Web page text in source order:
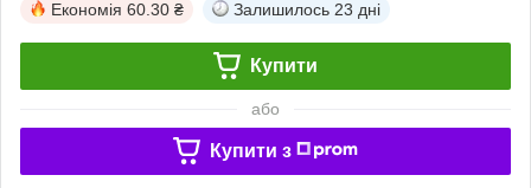
Економія 60.30 ₴ Залишилось 23 дні
Купити
або
Купити з